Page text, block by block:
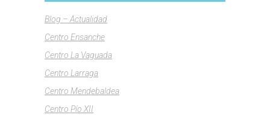
Blog – Actualidad
Centro Ensanche
Centro La Vaguada
Centro Larraga
Centro Mendebaldea
Centro Pío XII